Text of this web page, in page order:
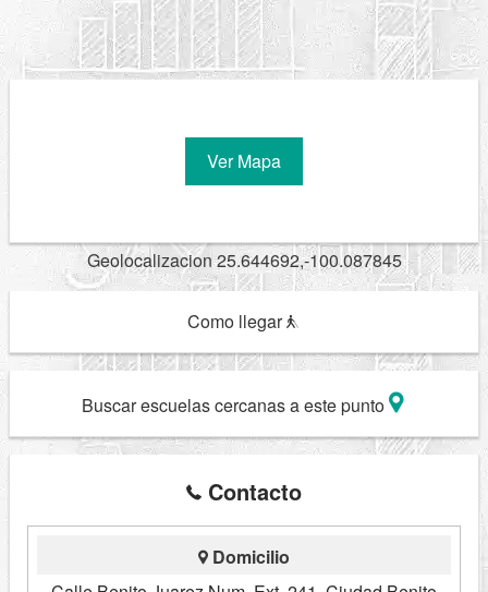
Ver Mapa
Geolocalizacion 25.644692,-100.087845
Como llegar
Buscar escuelas cercanas a este punto
Contacto
Domicilio